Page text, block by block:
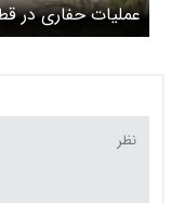
عملیات حفاری در قطعه ۲۵۲ بهشت زهرا